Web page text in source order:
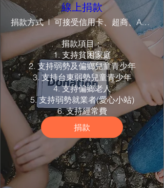
線上捐款
捐款方式 可接受信用卡、超商、ATM、Google Pay
捐款項目：
1. 支持貧困家庭
2. 支持弱勢及偏鄉兒童青少年
3. 支持台東弱勢兒童青少年
4. 支持偏鄉老人
5. 支持弱勢就業者(愛心小站)
6. 支持經常費
捐款